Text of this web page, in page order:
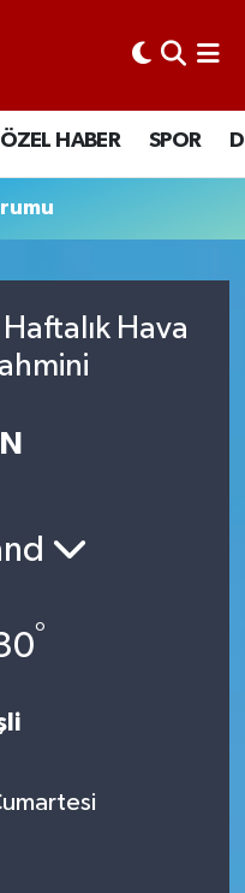
ÖZEL HABER SPOR
Hava
°